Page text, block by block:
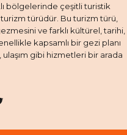
bölgelerinde çeşitli turistik
türüdür. Bu turizm türü,
ve farklı kültürel, tarihi,
kapsamlı bir gezi planı
gibi hizmetleri bir arada